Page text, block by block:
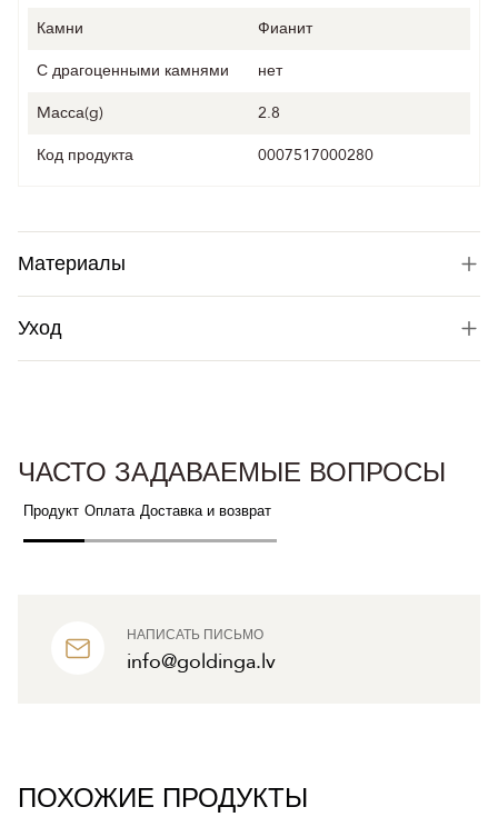
Камни
Фианит
С драгоценными камнями
нет
Mасса(g)
2.8
Код продукта
0007517000280
Материалы
Уход
НАПИСАТЬ ПИСЬМО
info@goldinga.lv
ЧАСТО ЗАДАВАЕМЫЕ ВОПРОСЫ
Продукт Оплата Доставка и возврат
ПОХОЖИЕ ПРОДУКТЫ